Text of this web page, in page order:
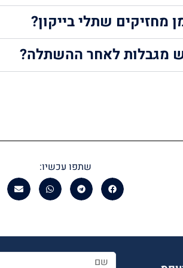
מחזיקים שתלי בייקון?
מגבלות לאחר ההשתלה?
שתפו עכשיו: